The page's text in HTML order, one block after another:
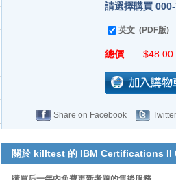
請選擇購買
英文 (PDF版)
總價 $48.00
Share on Facebook
關於 killtest 的 IBM Certifications II